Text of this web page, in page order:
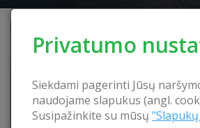
Privatumo
Siekdami pagerinti Jūsų
naudojame slapukus (angl.
Susipažinkite su mūsų